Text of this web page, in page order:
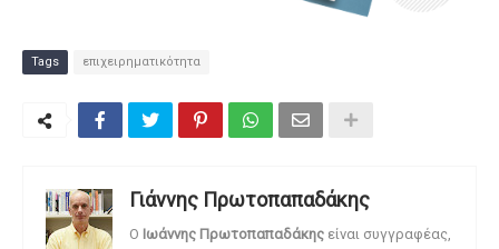
Tags επιχειρηματικότητα
Γιάννης Πρωτοπαπαδάκης
O Ιωάννης Πρωτοπαπαδάκης είναι συγγραφέας,